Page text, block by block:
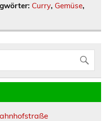
Curry, Gemüse,